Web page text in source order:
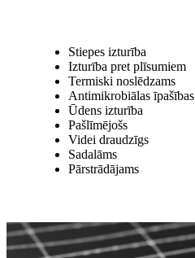
Stiepes izturība
Izturība pret plīsumiem
Termiski noslēdzams
Antimikrobiālas īpašības
Ūdens izturība
Pašlīmējošs
Videi draudzīgs
Sadalāms
Pārstrādājams